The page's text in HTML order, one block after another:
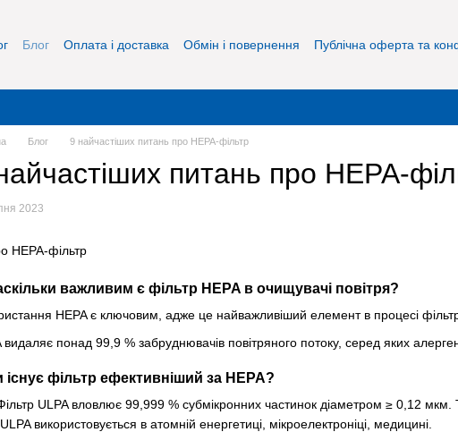
Блог Оплата і доставка Обмін і повернення
Публічна оферта та
Блог 9 найчастіших питань про HEPA-фільтр
питань про HEPA-
2023
важливим є фільтр HEPA в очищувачі повітря?
HEPA є ключовим, адже це найважливіший елемент в процесі
видаляє понад 99,9 % забруднювачів повітряного потоку, серед яких
існує фільтр ефективніший за HEPA?
ULPA вловлює 99,999 % субмікронних частинок діаметром ≥ 0,12
використовується в атомній енергетиці, мікроелектроніці, медицині.